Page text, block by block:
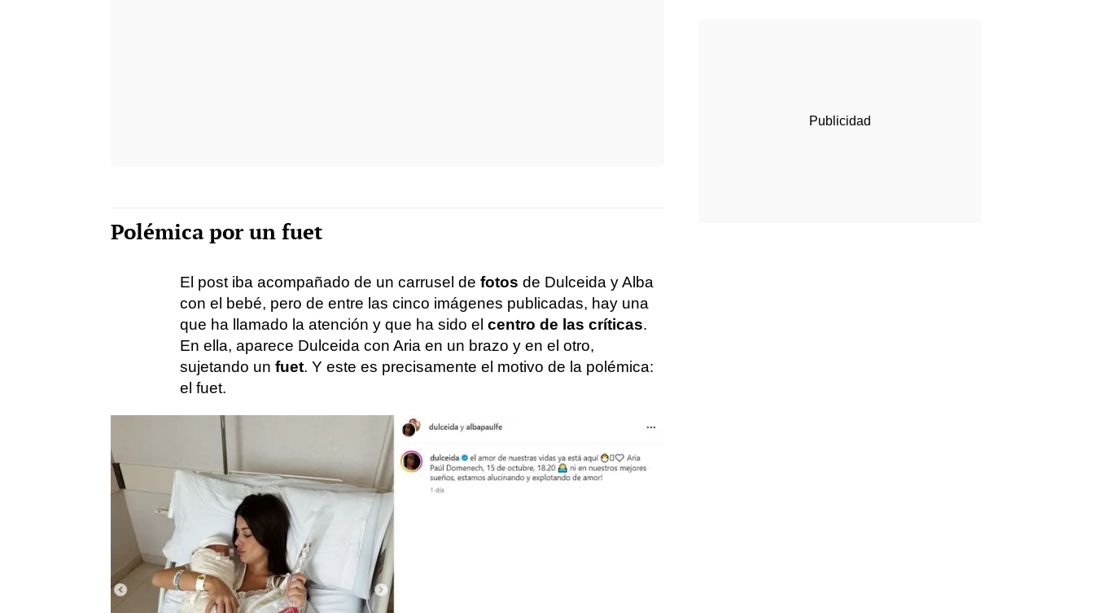
Polémica por un fuet
El post iba acompañado de un carrusel de fotos de Dulceida y Alba
con el bebé, pero de entre las cinco imágenes publicadas, hay una
que ha llamado la atención y que ha sido el centro de las críticas.
En ella, aparece Dulceida con Aria en un brazo y en el otro,
sujetando un fuet. Y este es precisamente el motivo de la polémica:
el fuet.